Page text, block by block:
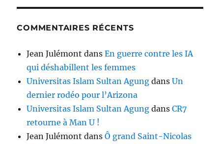
COMMENTAIRES RÉCENTS
Jean Julémont dansEn guerre contre les IA
qui déshabillent les femmes
Universitas Islam Sultan Agung dansUn
dernier rodéo pour l’Arizona
Universitas Islam Sultan Agung dansCR7
retourne à Man U !
Jean Julémont dansÔ grand Saint-Nicolas